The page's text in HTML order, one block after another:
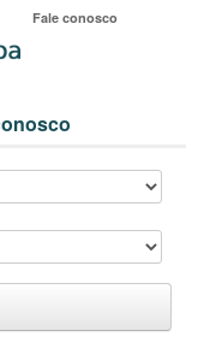
Fale conosco